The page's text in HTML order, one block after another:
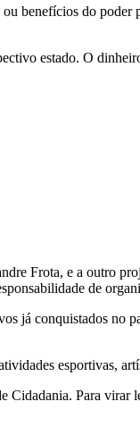
benefícios do
estado. O
Frota, e a outro
de
já conquistados no
esportivas,
Cidadania. Para